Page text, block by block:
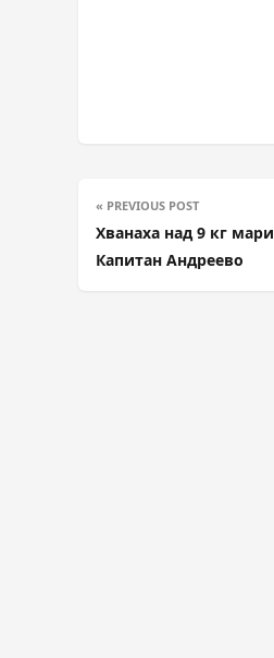
« PREVIOUS POST
Хванаха над 9 кг
Капитан Андреево